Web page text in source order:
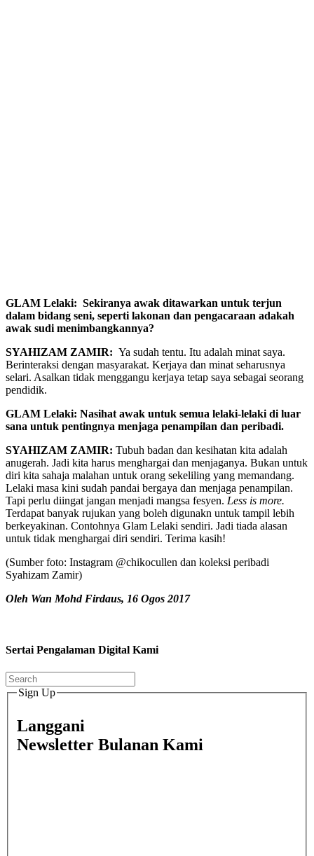
GLAM Lelaki: Sekiranya awak ditawarkan untuk terjun
dalam bidang seni, seperti lakonan dan pengacaraan adakah
awak sudi menimbangkannya?
SYAHIZAM ZAMIR: Ya sudah tentu. Itu adalah minat saya.
Berinteraksi dengan masyarakat. Kerjaya dan minat seharusnya
selari. Asalkan tidak menggangu kerjaya tetap saya sebagai seorang
pendidik.
GLAM Lelaki: Nasihat awak untuk semua lelaki-lelaki di luar
sana untuk pentingnya menjaga penampilan dan peribadi.
SYAHIZAM ZAMIR: Tubuh badan dan kesihatan kita adalah
anugerah. Jadi kita harus menghargai dan menjaganya. Bukan untuk
diri kita sahaja malahan untuk orang sekeliling yang memandang.
Lelaki masa kini sudah pandai bergaya dan menjaga penampilan.
Tapi perlu diingat jangan menjadi mangsa fesyen. Less is more.
Terdapat banyak rujukan yang boleh digunakn untuk tampil lebih
berkeyakinan. Contohnya Glam Lelaki sendiri. Jadi tiada alasan
untuk tidak menghargai diri sendiri. Terima kasih!
(Sumber foto: Instagram @chikocullen dan koleksi peribadi
Syahizam Zamir)
Oleh Wan Mohd Firdaus, 16 Ogos 2017
Sertai Pengalaman Digital Kami
Sign Up
Langgani
Newsletter Bulanan Kami